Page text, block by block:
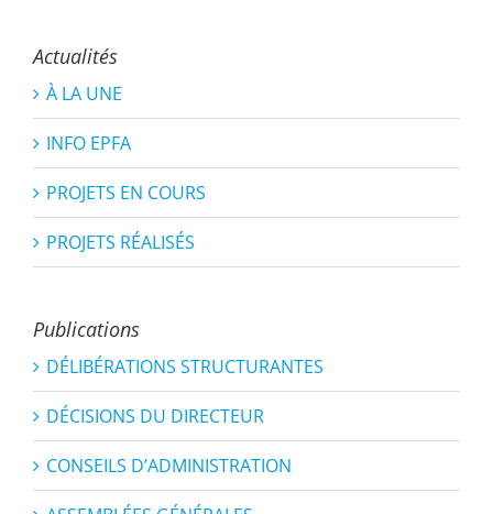
Actualités
À LA UNE
INFO EPFA
PROJETS EN COURS
PROJETS RÉALISÉS
Publications
DÉLIBÉRATIONS STRUCTURANTES
DÉCISIONS DU DIRECTEUR
CONSEILS D’ADMINISTRATION